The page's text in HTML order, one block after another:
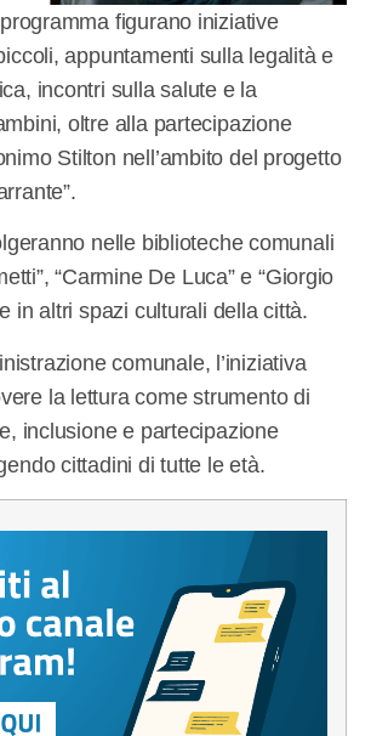
figurano iniziative
appuntamenti sulla legalità e
incontri sulla salute e la
oltre alla partecipazione
Stilton nell’ambito del progetto
nelle biblioteche comunali
“Carmine De Luca” e “Giorgio
in altri spazi culturali della città.
comunale, l’iniziativa
la lettura come strumento di
inclusione e partecipazione
cittadini di tutte le età.